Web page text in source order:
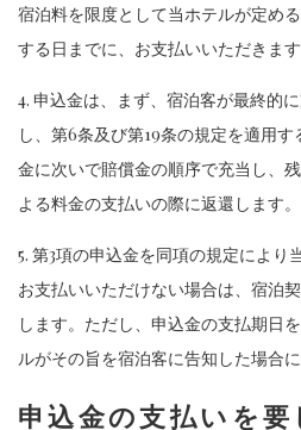
宿泊料を限度として当ホテルが定め
する日までに、お支払いいただきます
4. 申込金は、まず、宿泊客が最終的
し、第6条及び第19条の規定を適用
金に次いで賠償金の順序で充当し、
よる料金の支払いの際に返還します。
5. 第3項の申込金を同項の規定により
お支払いいただけない場合は、宿泊
します。ただし、申込金の支払期日
ルがその旨を宿泊客に告知した場合に
申込金の支払いを